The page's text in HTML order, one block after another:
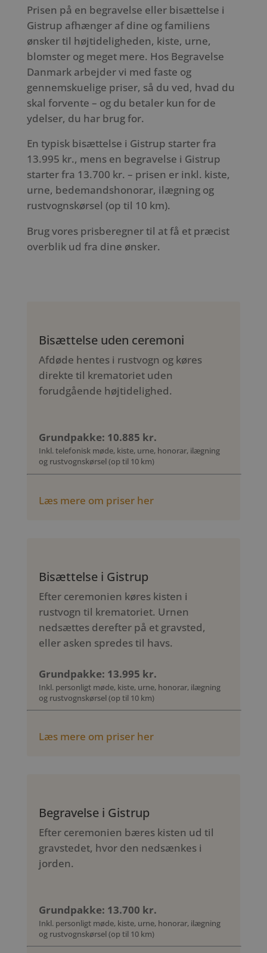
Prisen på en begravelse eller bisættelse i
Gistrup afhænger af dine og familiens
ønsker til højtideligheden, kiste, urne,
blomster og meget mere. Hos Begravelse
Danmark arbejder vi med faste og
gennemskuelige priser, så du ved, hvad du
skal forvente – og du betaler kun for de
ydelser, du har brug for.
En typisk bisættelse i Gistrup starter fra
13.995 kr., mens en begravelse i Gistrup
starter fra 13.700 kr. – prisen er inkl. kiste,
urne, bedemandshonorar, ilægning og
rustvognskørsel (op til 10 km).
Brug vores prisberegner til at få et præcist
overblik ud fra dine ønsker.
Bisættelse uden ceremoni
Afdøde hentes i rustvogn og køres
direkte til krematoriet uden
forudgående højtidelighed.
Grundpakke: 10.885 kr.
Inkl. telefonisk møde, kiste, urne, honorar, ilægning
og rustvognskørsel (op til 10 km)
Læs mere om priser her
Bisættelse i Gistrup
Efter ceremonien køres kisten i
rustvogn til krematoriet. Urnen
nedsættes derefter på et gravsted,
eller asken spredes til havs.
Grundpakke: 13.995 kr.
Inkl. personligt møde, kiste, urne, honorar, ilægning
og rustvognskørsel (op til 10 km)
Læs mere om priser her
Begravelse i Gistrup
Efter ceremonien bæres kisten ud til
gravstedet, hvor den nedsænkes i
jorden.
Grundpakke: 13.700 kr.
Inkl. personligt møde, kiste, urne, honorar, ilægning
og rustvognskørsel (op til 10 km)